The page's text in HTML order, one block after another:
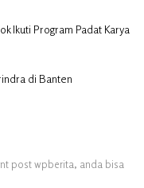
Ikuti Program Padat Karya
di Banten
post wpberita, anda bisa